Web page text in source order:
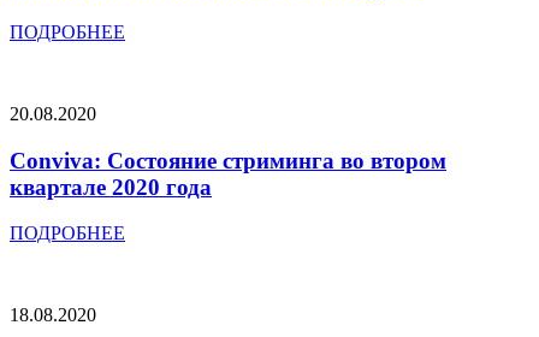
ПОДРОБНЕЕ
20.08.2020
Conviva: Состояние стриминга во втором
квартале 2020 года
ПОДРОБНЕЕ
18.08.2020